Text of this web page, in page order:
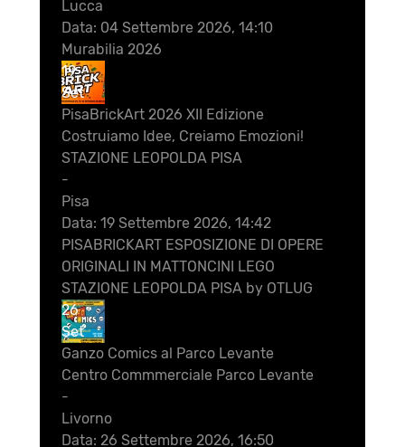
Lucca
Data: 04 Settembre 2026, 14:10
Murabilia 2026
19
Set
PisaBrickArt 2026 XII Edizione
Costruiamo Idee, Creiamo Emozioni!
STAZIONE LEOPOLDA PISA
-
Pisa
Data: 19 Settembre 2026, 14:42
PISABRICKART ESPOSIZIONE DI OPERE
ORIGINALI IN MATTONCINI LEGO
STAZIONE LEOPOLDA PISA by OTLUG
26
Set
Ganzo Comics al Parco Levante
Centro Commmerciale Parco Levante
-
Livorno
Data: 26 Settembre 2026, 16:50